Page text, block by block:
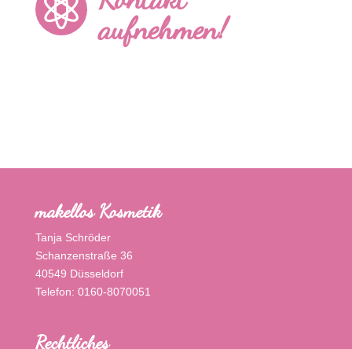
 aufnehmen!
makellos Kosmetik
Tanja Schröder
Schanzenstraße 36
40549 Düsseldorf
Telefon: 0160-8070051
Rechtliches